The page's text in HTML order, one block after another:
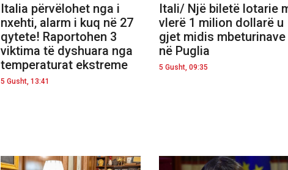
Italia përvëlohet nga i
nxehti, alarm i kuq në 27
qytete! Raportohen 3
viktima të dyshuara nga
temperaturat ekstreme
5 Gusht, 13:41
Itali/ Një biletë lotarie
vlerë 1 milion dollarë u
gjet midis mbeturinave
në Puglia
5 Gusht, 09:35